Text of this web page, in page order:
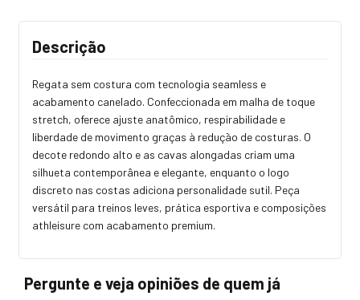
Descrição
Regata sem costura com tecnologia seamless e
acabamento canelado. Confeccionada em malha de toque
stretch, oferece ajuste anatômico, respirabilidade e
liberdade de movimento graças à redução de costuras. O
decote redondo alto e as cavas alongadas criam uma
silhueta contemporânea e elegante, enquanto o logo
discreto nas costas adiciona personalidade sutil. Peça
versátil para treinos leves, prática esportiva e composições
athleisure com acabamento premium.
Pergunte e veja opiniões de quem já